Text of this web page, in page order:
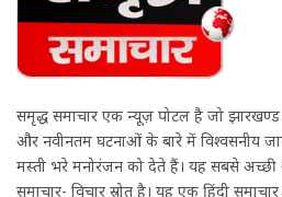
समृद्ध समाचार एक न्यूज़ पोर्टल है जो
और नवीनतम घटनाओं के बारे में विश्वसनीय
मस्ती भरे मनोरंजन को देते हैं। यह सबसे अच्छी
समाचार- विचार स्रोत है। यह एक हिंदी